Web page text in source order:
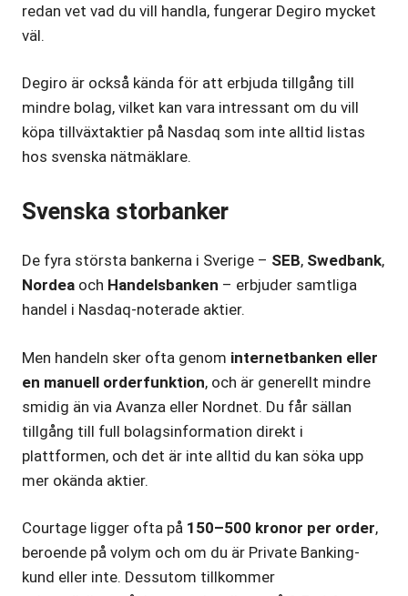
redan vet vad du vill handla, fungerar Degiro mycket
väl.
Degiro är också kända för att erbjuda tillgång till
mindre bolag, vilket kan vara intressant om du vill
köpa tillväxtaktier på Nasdaq som inte alltid listas
hos svenska nätmäklare.
Svenska storbanker
De fyra största bankerna i Sverige – SEB, Swedbank,
Nordea och Handelsbanken – erbjuder samtliga
handel i Nasdaq-noterade aktier.
Men handeln sker ofta genom internetbanken eller
en manuell orderfunktion, och är generellt mindre
smidig än via Avanza eller Nordnet. Du får sällan
tillgång till full bolagsinformation direkt i
plattformen, och det är inte alltid du kan söka upp
mer okända aktier.
Courtage ligger ofta på 150–500 kronor per order,
beroende på volym och om du är Private Banking-
kund eller inte. Dessutom tillkommer